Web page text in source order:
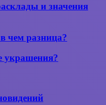
и значения
чем разница?
украшения?